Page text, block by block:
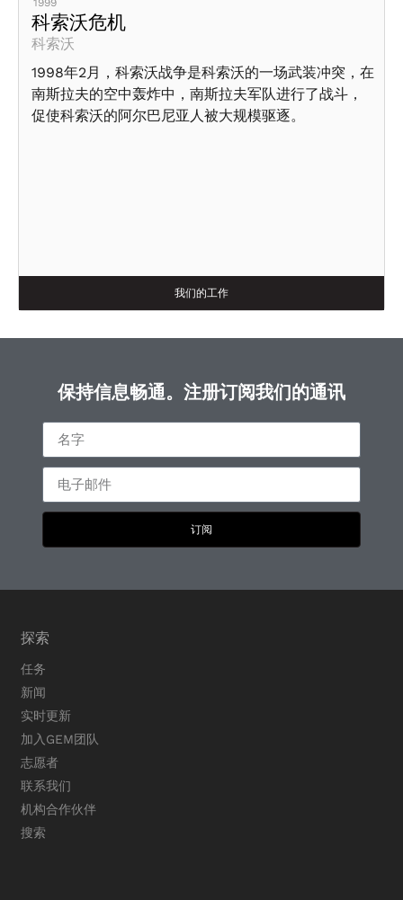
1999
科索沃危机
科索沃
1998年2月，科索沃战争是科索沃的一场武装冲突，在
南斯拉夫的空中轰炸中，南斯拉夫军队进行了战斗，
促使科索沃的阿尔巴尼亚人被大规模驱逐。
我们的工作
保持信息畅通。注册订阅我们的通讯
订阅
探索
任务
新闻
实时更新
加入GEM团队
志愿者
联系我们
机构合作伙伴
搜索